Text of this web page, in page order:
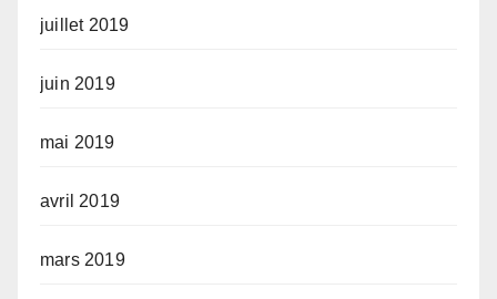
juillet 2019
juin 2019
mai 2019
avril 2019
mars 2019